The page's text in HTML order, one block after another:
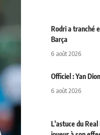
Rodri a tranché
Barça
6 août 2026
Officiel : Yan
6 août 2026
L'astuce du